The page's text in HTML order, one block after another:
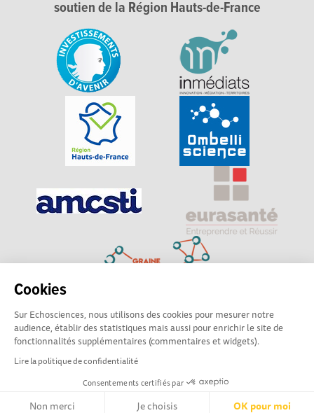
Cookies
Sur Echosciences, nous utilisons des cookies pour mesurer notre
audience, établir des statistiques mais aussi pour enrichir le site de
fonctionnalités supplémentaires (commentaires et widgets).
Lire la politique de confidentialité
Consentements certifiés par
Non merci Je choisis OK pour moi
soutien de la Région Hauts-de-France
Explorer, s’exprimer, rentrer en contact : Echosciences
Hauts-de-France est le réseau social des amateurs de
sciences et de technologies du territoire
Mentions légales|Politique de confidentialité
Ligne éditoriale